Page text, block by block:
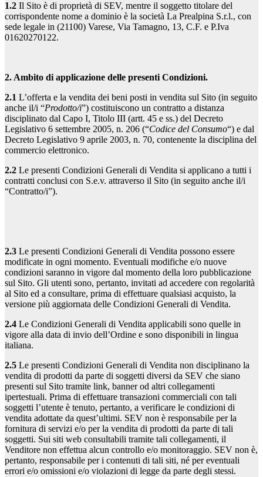
1.2 Il Sito è di proprietà di SEV, mentre il soggetto titolare del
corrispondente nome a dominio è la società La Prealpina S.r.l., con
sede legale in (21100) Varese, Via Tamagno, 13, C.F. e P.Iva
01620270122.
2. Ambito di applicazione delle presenti Condizioni.
2.1 L’offerta e la vendita dei beni posti in vendita sul Sito (in seguito
anche il/i “Prodotto/i”) costituiscono un contratto a distanza
disciplinato dal Capo I, Titolo III (artt. 45 e ss.) del Decreto
Legislativo 6 settembre 2005, n. 206 (“Codice del Consumo“) e dal
Decreto Legislativo 9 aprile 2003, n. 70, contenente la disciplina del
commercio elettronico.
2.2 Le presenti Condizioni Generali di Vendita si applicano a tutti i
contratti conclusi con S.e.v. attraverso il Sito (in seguito anche il/i
“Contratto/i”).
2.3 Le presenti Condizioni Generali di Vendita possono essere
modificate in ogni momento. Eventuali modifiche e/o nuove
condizioni saranno in vigore dal momento della loro pubblicazione
sul Sito. Gli utenti sono, pertanto, invitati ad accedere con regolarità
al Sito ed a consultare, prima di effettuare qualsiasi acquisto, la
versione più aggiornata delle Condizioni Generali di Vendita.
2.4 Le Condizioni Generali di Vendita applicabili sono quelle in
vigore alla data di invio dell’Ordine e sono disponibili in lingua
italiana.
2.5 Le presenti Condizioni Generali di Vendita non disciplinano la
vendita di prodotti da parte di soggetti diversi da SEV che siano
presenti sul Sito tramite link, banner od altri collegamenti
ipertestuali. Prima di effettuare transazioni commerciali con tali
soggetti l’utente è tenuto, pertanto, a verificare le condizioni di
vendita adottate da quest’ultimi. SEV non è responsabile per la
fornitura di servizi e/o per la vendita di prodotti da parte di tali
soggetti. Sui siti web consultabili tramite tali collegamenti, il
Venditore non effettua alcun controllo e/o monitoraggio. SEV non è,
pertanto, responsabile per i contenuti di tali siti, né per eventuali
errori e/o omissioni e/o violazioni di legge da parte degli stessi.